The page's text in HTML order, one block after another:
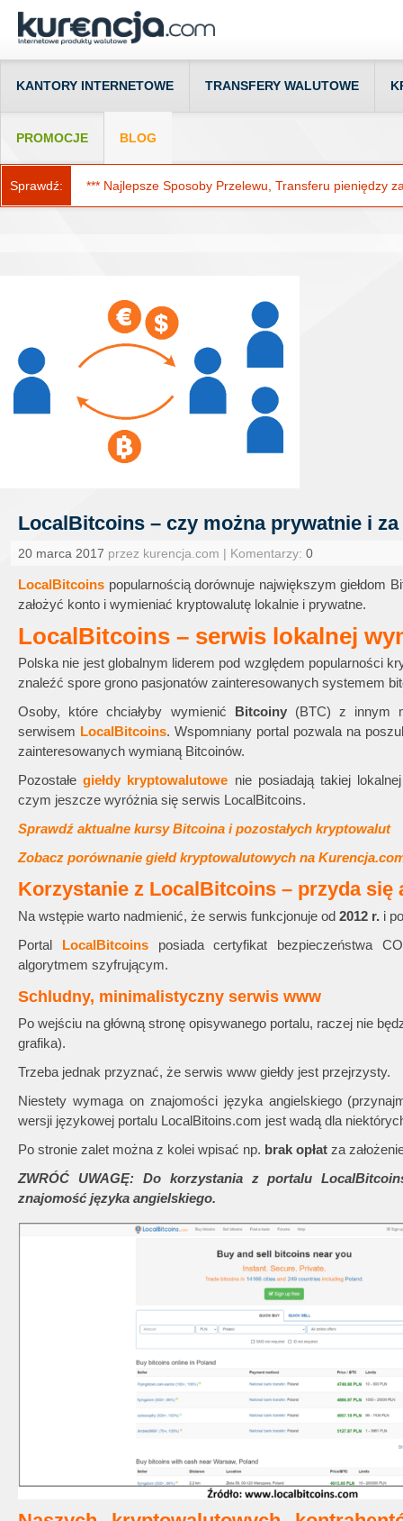
KANTORY INTERNETOWE TRANSFERY WALUTOWE
PROMOCJE BLOG
Sprawdź: *** Najlepsze Sposoby Przelewu, Transferu pieniędzy
LocalBitcoins – czy można prywatnie i
20 marca 2017 przez kurencja.com | Komentarzy: 0
LocalBitcoins popularnością dorównuje największym giełdom
założyć konto i wymieniać kryptowalutę lokalnie i prywatne.
LocalBitcoins – serwis lokalnej
Polska nie jest globalnym liderem pod względem popularności
znaleźć spore grono pasjonatów zainteresowanych systemem
Osoby, które chciałyby wymienić Bitcoiny(BTC) z innym
serwisem LocalBitcoins. Wspomniany portal pozwala na
zainteresowanych wymianą Bitcoinów.
Pozostałegiełdy kryptowalutowe nie posiadają takiej
czym jeszcze wyróżnia się serwis LocalBitcoins.
Sprawdź aktualne kursy Bitcoina i pozostałych kryptowalut
Zobacz porównanie giełd kryptowalutowych na
Korzystanie z LocalBitcoins – przyda się
Na wstępie warto nadmienić, że serwis funkcjonuje od 2012 r. i
Portal LocalBitcoinsposiada certyfikat bezpieczeństwa
algorytmem szyfrującym.
Schludny, minimalistyczny serwis www
Po wejściu na główną stronę opisywanego portalu, raczej nie
grafika).
Trzeba jednak przyznać, że serwis www giełdy jest przejrzysty.
Niestety wymaga on znajomości języka angielskiego
wersji językowej portalu LocalBitoins.com jest wadą dla
Po stronie zalet można z kolei wpisać np. brak opłat za
ZWRÓĆ UWAGĘ: Do korzystania z portalu
znajomość języka angielskiego.